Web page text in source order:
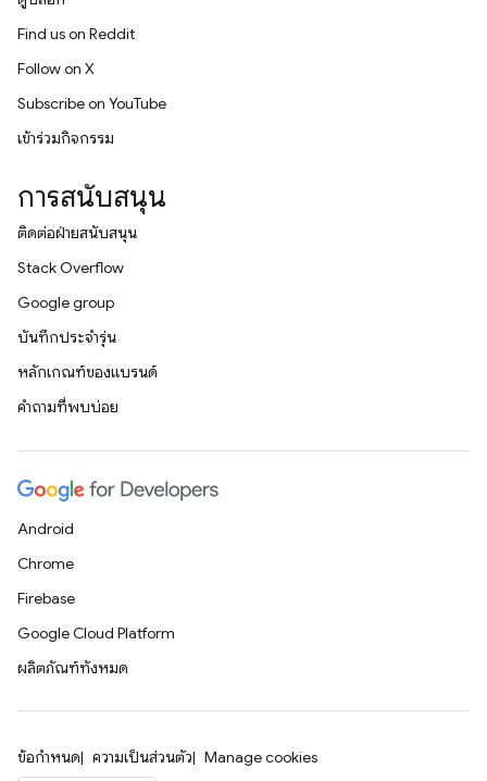
Find us on Reddit
Follow on X
Subscribe on YouTube
เข้าร่วมกิจกรรม
การสนับสนุน
ติดต่อฝ่ายสนับสนุน
Stack Overflow
Google group
บันทึกประจำรุ่น
หลักเกณฑ์ของแบรนด์
คำถามที่พบบ่อย
Android
Chrome
Firebase
Google Cloud Platform
ผลิตภัณฑ์ทั้งหมด
ข้อกำหนด ความเป็นส่วนตัว Manage cookies